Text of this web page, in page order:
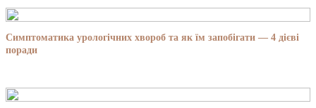
Симптоматика урологічних хвороб та як їм запобігати — 4 дієві
поради